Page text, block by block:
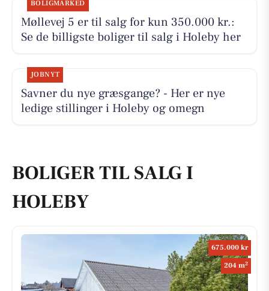
BOLIGMARKED
Møllevej 5 er til salg for kun 350.000 kr.:
Se de billigste boliger til salg i Holeby her
JOBNYT
Savner du nye græsgange? - Her er nye
ledige stillinger i Holeby og omegn
BOLIGER TIL SALG I
HOLEBY
675.000 kr
204 m2